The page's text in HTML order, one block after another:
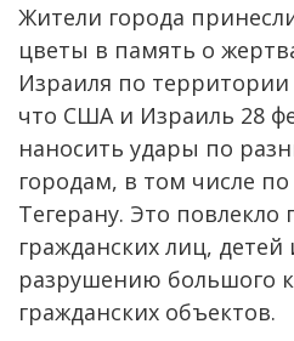
Жители города
цветы в память о
Израиля по
что США и Израиль 28
наносить удары по
городам, в том числе
Тегерану. Это повлекло
гражданских лиц, детей
разрушению большого
гражданских объектов.